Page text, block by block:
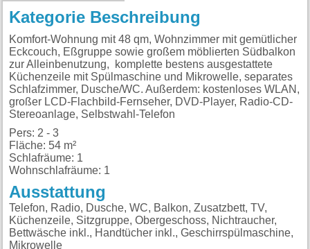
Kategorie Beschreibung
Komfort-Wohnung mit 48 qm, Wohnzimmer mit gemütlicher
Eckcouch, Eßgruppe sowie großem möblierten Südbalkon
zur Alleinbenutzung, komplette bestens ausgestattete
Küchenzeile mit Spülmaschine und Mikrowelle, separates
Schlafzimmer, Dusche/WC. Außerdem: kostenloses WLAN,
großer LCD-Flachbild-Fernseher, DVD-Player, Radio-CD-
Stereoanlage, Selbstwahl-Telefon
Pers: 2 - 3
Fläche: 54 m²
Schlafräume: 1
Wohnschlafräume: 1
Ausstattung
Telefon, Radio, Dusche, WC, Balkon, Zusatzbett, TV,
Küchenzeile, Sitzgruppe, Obergeschoss, Nichtraucher,
Bettwäsche inkl., Handtücher inkl., Geschirrspülmaschine,
Mikrowelle